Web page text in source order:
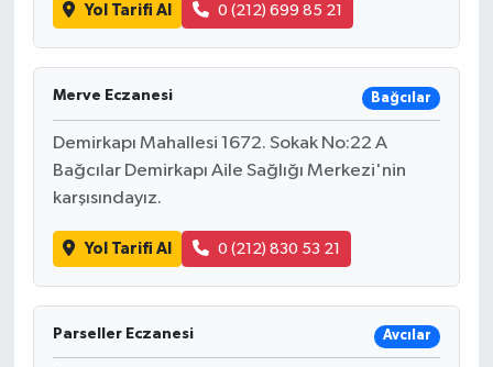
Yol Tarifi Al 0 (212) 699 85 21
Merve Eczanesi Bağcılar
Demirkapı Mahallesi 1672. Sokak No:22 A
Bağcılar Demirkapı Aile Sağlığı Merkezi'nin
karşısındayız.
Yol Tarifi Al 0 (212) 830 53 21
Parseller Eczanesi Avcılar